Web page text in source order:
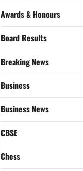
Awards & Honours
Board Results
Breaking News
Business
Business News
CBSE
Chess